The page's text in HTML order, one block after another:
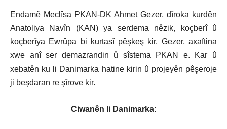
Endamê Meclîsa PKAN-DK Ahmet Gezer, dîroka kurdên
Anatoliya Navîn (KAN) ya serdema nêzik, koçberî û
koçberîya Ewrûpa bi kurtasî pêşkeş kir. Gezer,axaftina
xwe anî ser demazrandin û sîstema PKAN e. Kar û
xebatên ku li Danimarka hatine kirin û projeyên pêşeroje
ji beşdaran re şîrove kir.
Ciwanên li Danimarka: